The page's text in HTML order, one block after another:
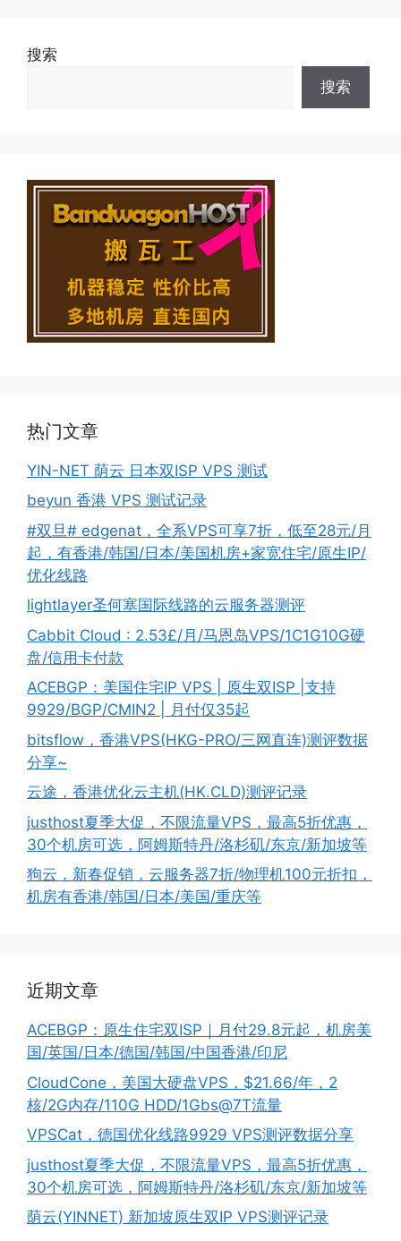
搜索
搜索
热门文章
YIN-NET 荫云 日本双ISP VPS 测试
beyun 香港 VPS 测试记录
#双旦# edgenat，全系VPS可享7折，低至28元/月
起，有香港/韩国/日本/美国机房+家宽住宅/原生IP/
优化线路
lightlayer圣何塞国际线路的云服务器测评
Cabbit Cloud : 2.53£/月/马恩岛VPS/1C1G10G硬
盘/信用卡付款
ACEBGP：美国住宅IP VPS | 原生双ISP |支持
9929/BGP/CMIN2 | 月付仅35起
bitsflow，香港VPS(HKG-PRO/三网直连)测评数据
分享~
云途，香港优化云主机(HK.CLD)测评记录
justhost夏季大促，不限流量VPS，最高5折优惠，
30个机房可选，阿姆斯特丹/洛杉矶/东京/新加坡等
狗云，新春促销，云服务器7折/物理机100元折扣，
机房有香港/韩国/日本/美国/重庆等
近期文章
ACEBGP：原生住宅双ISP｜月付29.8元起，机房美
国/英国/日本/德国/韩国/中国香港/印尼
CloudCone，美国大硬盘VPS，$21.66/年，2
核/2G内存/110G HDD/1Gbs@7T流量
VPSCat，德国优化线路9929 VPS测评数据分享
justhost夏季大促，不限流量VPS，最高5折优惠，
30个机房可选，阿姆斯特丹/洛杉矶/东京/新加坡等
荫云(YINNET) 新加坡原生双IP VPS测评记录